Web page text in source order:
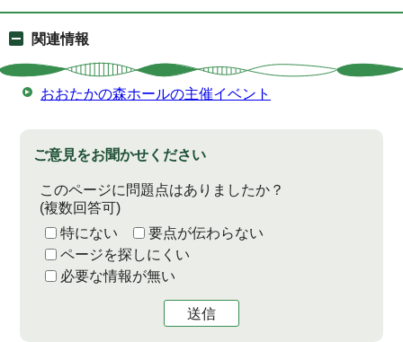
関連情報
おおたかの森ホールの主催イベント
ご意見をお聞かせください
このページに問題点はありましたか？
(複数回答可)
特にない
要点が伝わらない
ページを探しにくい
必要な情報が無い
送信